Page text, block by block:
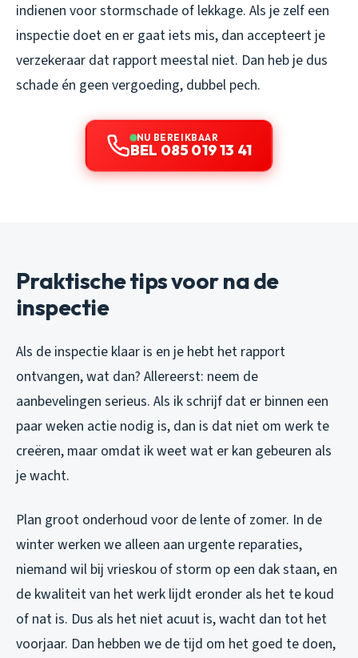
indienen voor stormschade of lekkage. Als je zelf een
inspectie doet en er gaat iets mis, dan accepteert je
verzekeraar dat rapport meestal niet. Dan heb je dus
schade én geen vergoeding, dubbel pech.
NU BEREIKBAAR
BEL 085 019 13 41
Praktische tips voor na de
inspectie
Als de inspectie klaar is en je hebt het rapport
ontvangen, wat dan? Allereerst: neem de
aanbevelingen serieus. Als ik schrijf dat er binnen een
paar weken actie nodig is, dan is dat niet om werk te
creëren, maar omdat ik weet wat er kan gebeuren als
je wacht.
Plan groot onderhoud voor de lente of zomer. In de
winter werken we alleen aan urgente reparaties,
niemand wil bij vrieskou of storm op een dak staan, en
de kwaliteit van het werk lijdt eronder als het te koud
of nat is. Dus als het niet acuut is, wacht dan tot het
voorjaar. Dan hebben we de tijd om het goed te doen,